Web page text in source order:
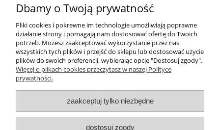
Pomoc
Moje konto
Informacje
O nas
Dbamy o Twoją prywatność
Pliki cookies i pokrewne im technologie umożliwiają poprawne
działanie strony i pomagają nam dostosować ofertę do Twoich
potrzeb. Możesz zaakceptować wykorzystanie przez nas
wszystkich tych plików i przejść do sklepu lub dostosować użycie
plików do swoich preferencji, wybierając opcję "Dostosuj zgody".
Więcej o plikach cookies przeczytasz w naszej Polityce
prywatności.
zaakceptuj tylko niezbędne
dostosuj zgody